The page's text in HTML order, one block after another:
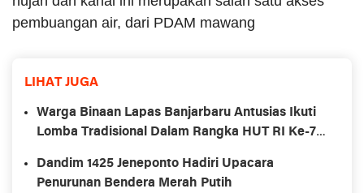
pembuangan air, dari PDAM mawang
LIHAT JUGA
Warga Binaan Lapas Banjarbaru Antusias Ikuti
Lomba Tradisional Dalam Rangka HUT RI Ke-78
Dandim 1425 Jeneponto Hadiri Upacara
Penurunan Bendera Merah Putih